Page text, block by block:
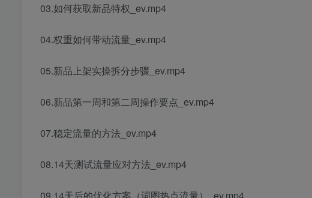
03.如何获取新品特权_ev.mp4
04.权重如何带动流量_ev.mp4
05.新品上架实操拆分步骤_ev.mp4
06.新品第一周和第二周操作要点_ev.mp4
07.稳定流量的方法_ev.mp4
08.14天测试流量应对方法_ev.mp4
09.14天后的优化方案（词图热点流量）_ev.mp4